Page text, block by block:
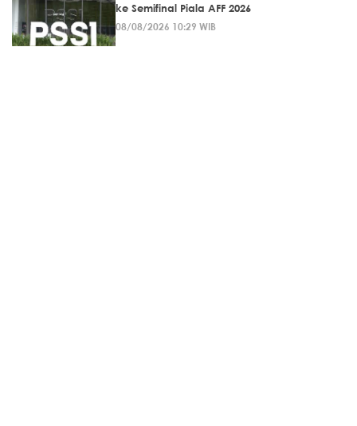
ke Semifinal Piala AFF 2026
08/08/2026 10:29 WIB